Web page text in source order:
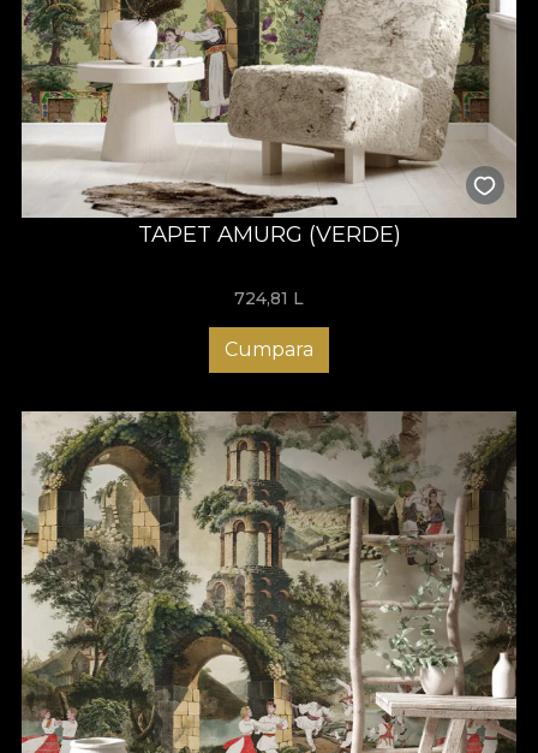
TAPET AMURG (VERDE)
724,81 L
Cumpara